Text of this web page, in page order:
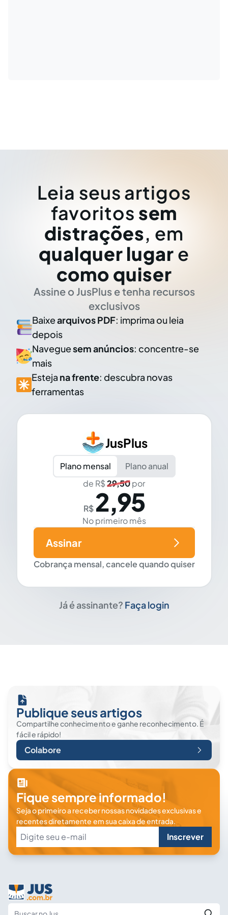
Leia seus artigos
favoritos sem
distrações, em
qualquer lugar e
como quiser
Assine o JusPlus e tenha recursos
exclusivos
Baixearquivos PDF: imprima ou leia
depois
Naveguesem anúncios: concentre-se
mais
Esteja na frente: descubra novas
ferramentas
JusPlus
Plano mensal
Plano anual
de R$29,50por
R$ 2,95
No primeiro mês
Cobrança mensal, cancele quando quiser
Assinar
Já é assinante? Faça login
Publique seus artigos
Compartilhe conhecimento e ganhe reconhecimento. É
fácil e rápido!
Colabore
Fique sempre informado!
Seja o primeiro a receber nossas novidades exclusivas e
recentes diretamente em sua caixa de entrada.
Inscrever